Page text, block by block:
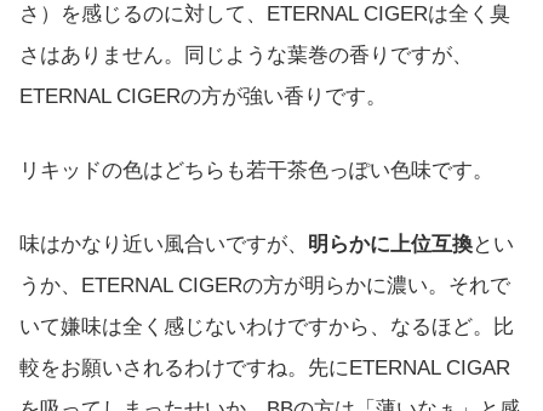
さ）を感じるのに対して、ETERNAL CIGERは全く臭
さはありません。同じような葉巻の香りですが、
ETERNAL CIGERの方が強い香りです。
リキッドの色はどちらも若干茶色っぽい色味です。
味はかなり近い風合いですが、 明らかに上位互換とい
うか、ETERNAL CIGERの方が明らかに濃い。それで
いて嫌味は全く感じないわけですから、なるほど。比
較をお願いされるわけですね。先にETERNAL CIGAR